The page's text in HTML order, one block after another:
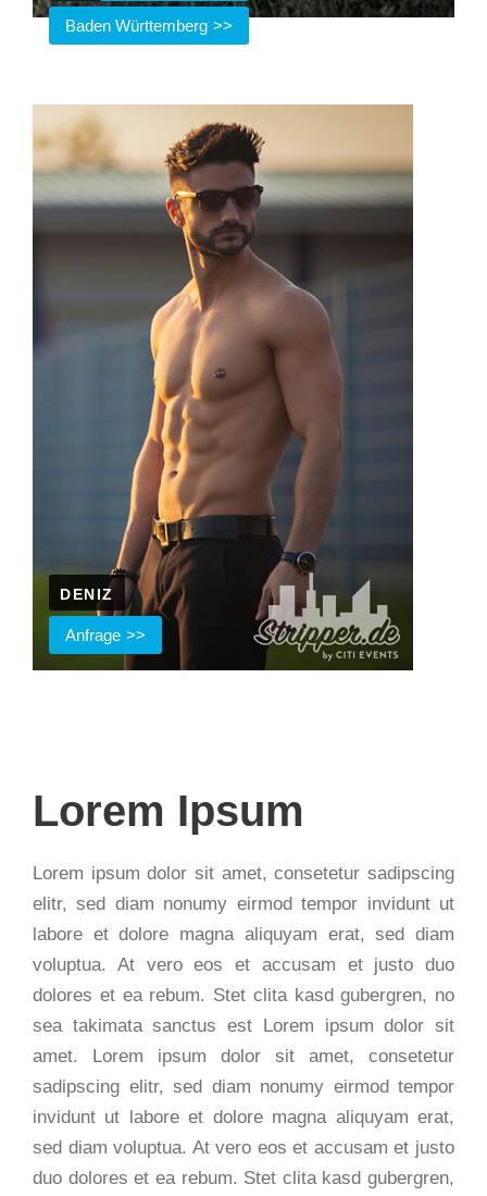
Baden Württemberg
DENIZ
Anfrage
Lorem Ipsum
Lorem ipsum dolor sit amet, consetetur sadipscing
elitr, sed diam nonumy eirmod tempor invidunt ut
labore et dolore magna aliquyam erat, sed diam
voluptua. At vero eos et accusam et justo duo
dolores et ea rebum. Stet clita kasd gubergren, no
sea takimata sanctus est Lorem ipsum dolor sit
amet. Lorem ipsum dolor sit amet, consetetur
sadipscing elitr, sed diam nonumy eirmod tempor
invidunt ut labore et dolore magna aliquyam erat,
sed diam voluptua. At vero eos et accusam et justo
duo dolores et ea rebum. Stet clita kasd gubergren,